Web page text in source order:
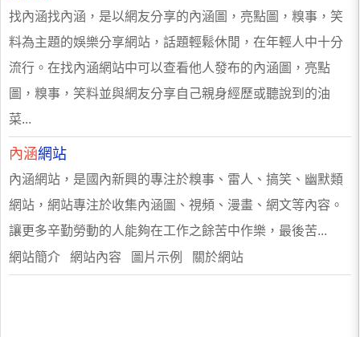
找內涵找內涵，是以網友分享的內涵圖，亮點圖，糗事，笑
料為主題的娛樂分享網站，話題輕鬆休閒，在年輕人中十分
流行。在找內涵網站中可以查看他人發布的內涵圖，亮點
圖，糗事，笑料並與網友分享自己親身經歷或聽說到的油
菜...
內涵網站
內涵網站，是國內新興的專注於糗事、雷人、搞笑、幽默類
網站，網站專注於收集內涵圖、視頻、漫畫、網文等內容。
讓更多辛勤勞動的人能夠在工作之餘苦中作樂，最後苦...
網站簡介 網站內容 圖片示例 關於網站